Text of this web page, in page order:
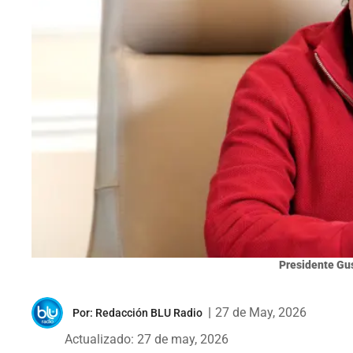
Presidente
Por: Redacción BLU Radio
27 de May, 2026
Actualizado: 27 de may, 2026